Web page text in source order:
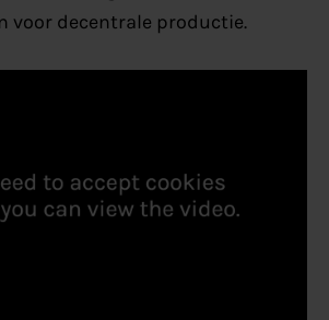
voor decentrale productie.